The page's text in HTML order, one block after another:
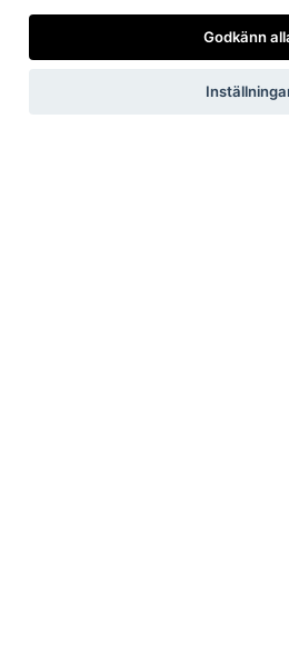
Chatten är stängd
Godkänn